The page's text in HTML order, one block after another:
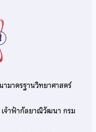
มาตรฐานวิทยาศาสตร์
เจ้าฟ้ากัลยาณิวัฒนา กรม